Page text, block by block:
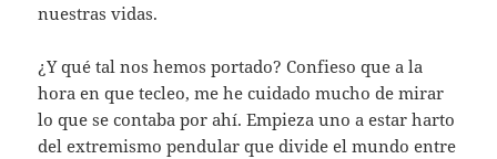
nuestras vidas.
¿Y qué tal nos hemos portado? Confieso que a la
hora en que tecleo, me he cuidado mucho de mirar
lo que se contaba por ahí. Empieza uno a estar harto
del extremismo pendular que divide el mundo entre